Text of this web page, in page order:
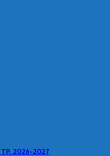
2026-2027